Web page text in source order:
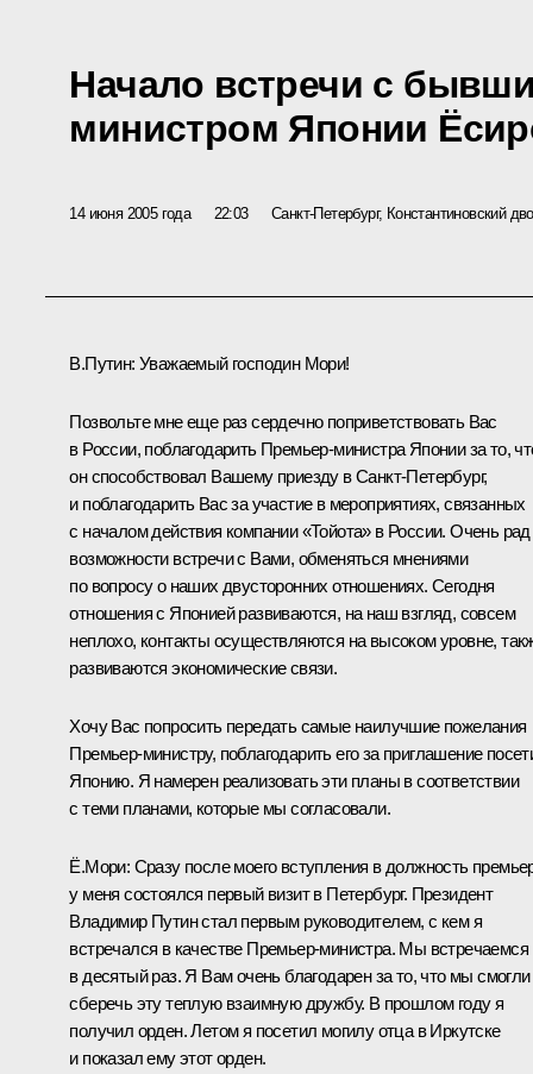
Начало встречи с
министром Японии
14 июня 2005 года 22:03 Санкт-Петербург, Константиновский
В.Путин: Уважаемый господин Мори!
Позвольте мне еще раз сердечно поприветствовать Вас
в России, поблагодарить Премьер-министра Японии за то,
он способствовал Вашему приезду в Санкт-Петербург,
и поблагодарить Вас за участие в мероприятиях, связанных
с началом действия компании «Тойота» в России. Очень рад
возможности встречи с Вами, обменяться мнениями
по вопросу о наших двусторонних отношениях. Сегодня
отношения с Японией развиваются, на наш взгляд, совсем
неплохо, контакты осуществляются на высоком уровне,
развиваются экономические связи.
Хочу Вас попросить передать самые наилучшие пожелания
Премьер-министру, поблагодарить его за приглашение
Японию. Я намерен реализовать эти планы в соответствии
с теми планами, которые мы согласовали.
Ё.Мори: Сразу после моего вступления в должность
у меня состоялся первый визит в Петербург. Президент
Владимир Путин стал первым руководителем, с кем я
встречался в качестве Премьер-министра. Мы встречаемся
в десятый раз. Я Вам очень благодарен за то, что мы смогли
сберечь эту теплую взаимную дружбу. В прошлом году я
получил орден. Летом я посетил могилу отца в Иркутске
и показал ему этот орден.